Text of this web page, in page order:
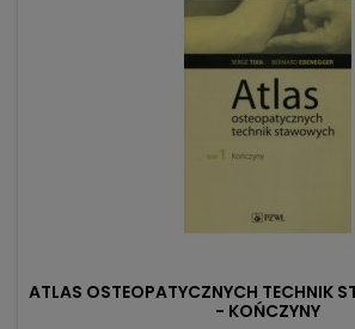
ATLAS OSTEOPATYCZNYCH TECHNIK
- KOŃCZYNY